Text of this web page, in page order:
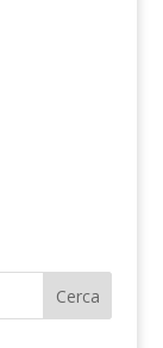
Cerca